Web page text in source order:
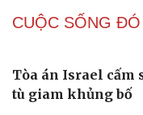
Phó Thủ tướng Lê
QUAN SÁT